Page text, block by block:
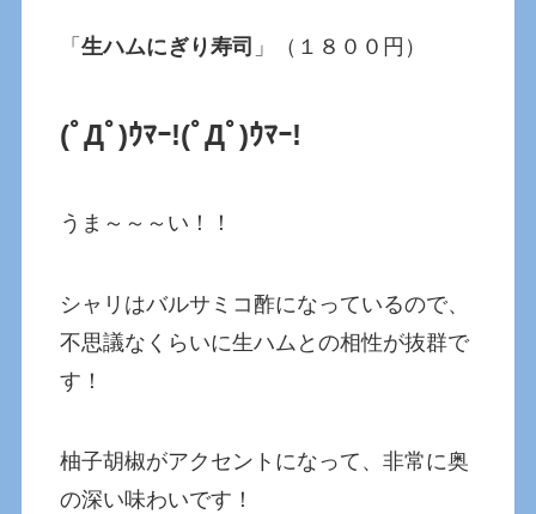
「生ハムにぎり寿司 」（１８００円）
(ﾟДﾟ)ｳﾏｰ!(ﾟДﾟ)ｳﾏｰ!
うま～～～い！！
シャリはバルサミコ酢になっているので、
不思議なくらいに生ハムとの相性が抜群で
す！
柚子胡椒がアクセントになって、非常に奥
の深い味わいです！